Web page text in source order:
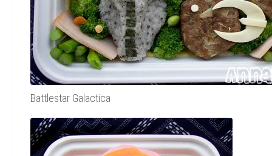
Battlestar Galactica